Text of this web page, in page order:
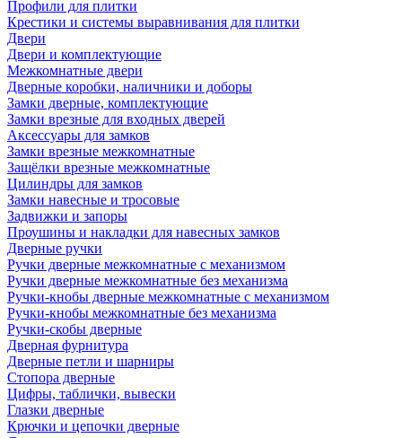
Профили для плитки
Крестики и системы выравнивания для плитки
Двери
Двери и комплектующие
Межкомнатные двери
Дверные коробки, наличники и доборы
Замки дверные, комплектующие
Замки врезные для входных дверей
Аксессуары для замков
Замки врезные межкомнатные
Защёлки врезные межкомнатные
Цилиндры для замков
Замки навесные и тросовые
Задвижки и запоры
Проушины и накладки для навесных замков
Дверные ручки
Ручки дверные межкомнатные с механизмом
Ручки дверные межкомнатные без механизма
Ручки-кнобы дверные межкомнатные с механизмом
Ручки-кнобы межкомнатные без механизма
Ручки-скобы дверные
Дверная фурнитура
Дверные петли и шарниры
Стопора дверные
Цифры, таблички, вывески
Глазки дверные
Крючки и цепочки дверные